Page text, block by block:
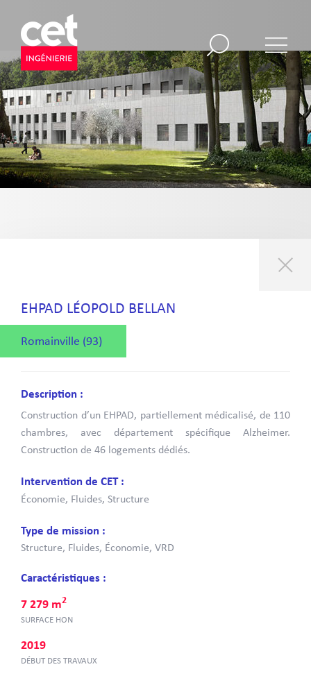
EHPAD LÉOPOLD BELLAN
Romainville (93)
Description :
Construction d’un EHPAD, partiellement médicalisé, de 110
chambres, avec département spécifique Alzheimer.
Construction de 46 logements dédiés.
Intervention de CET :
Économie, Fluides, Structure
Type de mission :
Structure, Fluides, Économie, VRD
Caractéristiques :
7 279 m2
SURFACE HON
2019
DÉBUT DES TRAVAUX